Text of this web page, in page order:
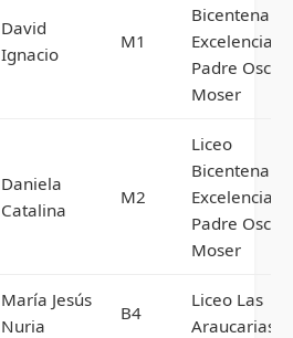
David
Ignacio
M1
Excelencia
Padre Oscar
Moser
Daniela
Catalina
M2
Liceo
Excelencia
Padre Oscar
Moser
María Jesús
Nuria
B4
Liceo Las
Araucarias